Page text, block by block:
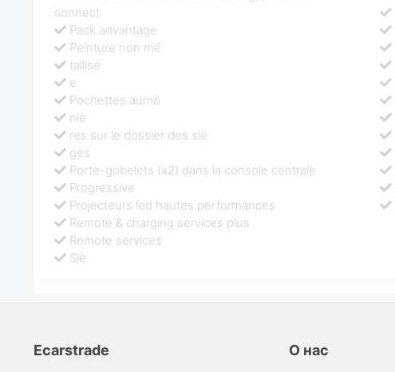
connect
Pack advantage
Peinture non mé
tallisé
e
Pochettes aumô
niè
res sur le dossier des siè
ges
Porte-gobelets (x2) dans la console centrale
Progressive
Projecteurs led hautes performances
Remote & charging services plus
Remote services
Siè
Ecarstrade О нас